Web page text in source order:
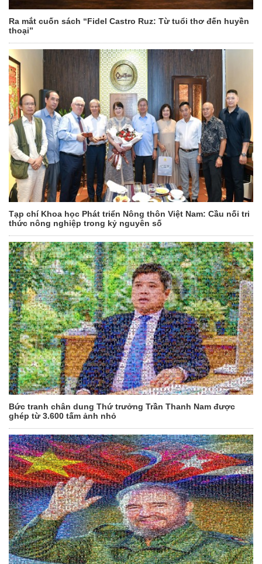
Ra mắt cuốn sách “Fidel Castro Ruz: Từ tuổi thơ đến huyền
thoại”
Tạp chí Khoa học Phát triển Nông thôn Việt Nam: Cầu nối tri
thức nông nghiệp trong kỷ nguyên số
Bức tranh chân dung Thứ trưởng Trần Thanh Nam được
ghép từ 3.600 tấm ảnh nhỏ